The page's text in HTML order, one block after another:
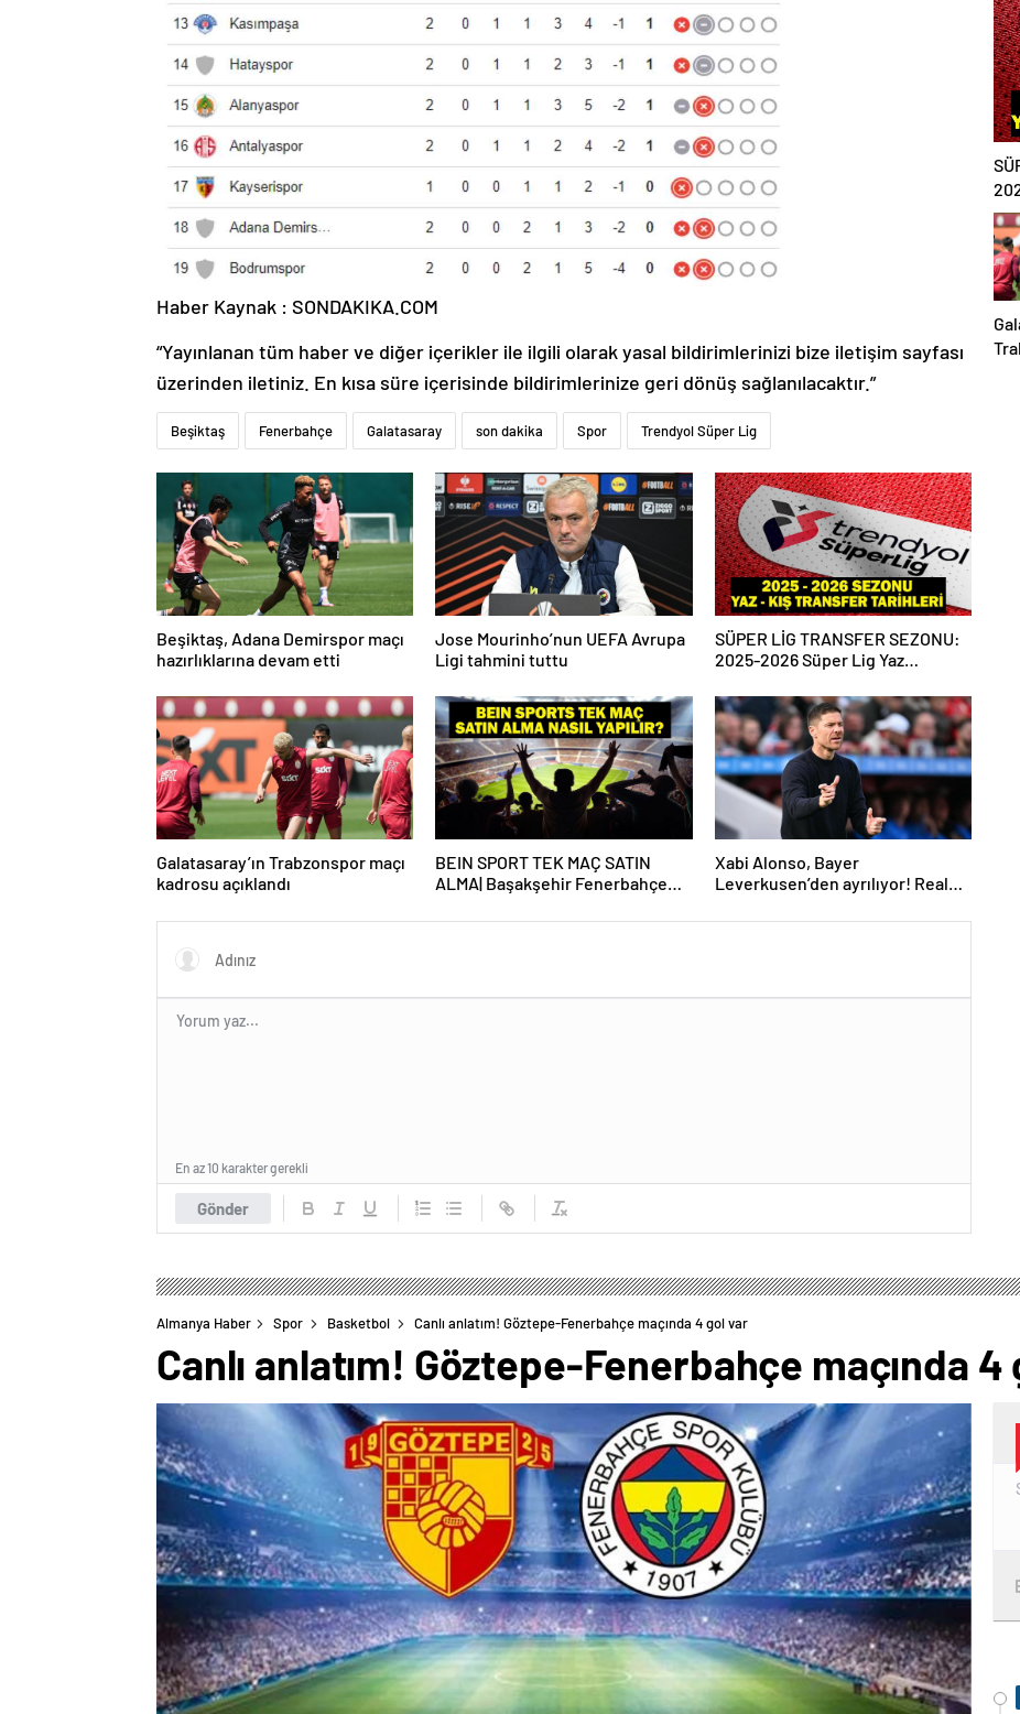
Haber Kaynak : SONDAKIKA.COM
“Yayınlanan tüm haber ve diğer içerikler ile ilgili olarak yasal bildirimlerinizi bize iletişim sayfası
üzerinden iletiniz. En kısa süre içerisinde bildirimlerinize geri dönüş sağlanılacaktır.”
Beşiktaş Fenerbahçe Galatasaray son dakika Spor Trendyol Süper Lig
Beşiktaş, Adana Demirspor maçı
hazırlıklarına devam etti
Jose Mourinho’nun UEFA Avrupa
Ligi tahmini tuttu
SÜPER LİG TRANSFER SEZONU:
2025-2026 Süper Lig Yaz
Başlayacak? Kış Transfer Sezonu
Ne Zaman Başlayacak? TFF
Açıkladı!
Galatasaray’ın Trabzonspor maçı
kadrosu açıklandı
BEIN SPORT TEK MAÇ SATIN
ALMA| Başakşehir Fenerbahçe
alma nasıl yapılır?
Xabi Alonso, Bayer
Leverkusen’den ayrılıyor! Real
Gönder
En az 10 karakter gerekli
Ne
Almanya Haber Spor Basketbol Canlı anlatım! Göztepe-Fenerbahçe maçında 4 gol var
Canlı anlatım! Göztepe-Fenerbahçe maçında 4